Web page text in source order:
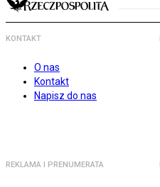
KONTAKT
O nas
Kontakt
Napisz do nas
REKLAMA I PRENUMERATA